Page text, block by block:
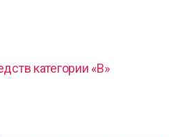
категории «В»